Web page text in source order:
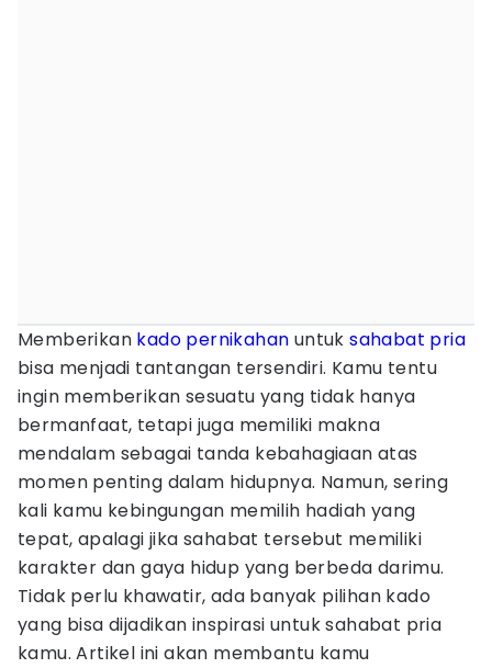
Memberikan kado pernikahan untuksahabat pria
bisa menjadi tantangan tersendiri. Kamu tentu
ingin memberikan sesuatu yang tidak hanya
bermanfaat, tetapi juga memiliki makna
mendalam sebagai tanda kebahagiaan atas
momen penting dalam hidupnya. Namun, sering
kali kamu kebingungan memilih hadiah yang
tepat, apalagi jika sahabat tersebut memiliki
karakter dan gaya hidup yang berbeda darimu.
Tidak perlu khawatir, ada banyak pilihan kado
yang bisa dijadikan inspirasi untuk sahabat pria
kamu. Artikel ini akan membantu kamu